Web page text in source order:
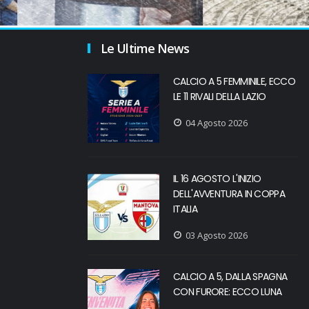
Le Ultime News
CALCIO A 5 FEMMINILE, ECCO
LE 11 RIVALI DELLA LAZIO
04 Agosto 2026
IL 16 AGOSTO L'INIZIO
DELL'AVVENTURA IN COPPA
ITALIA
03 Agosto 2026
CALCIO A 5, DALLA SPAGNA
CON FURORE: ECCO LUNA